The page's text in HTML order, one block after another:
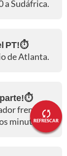
REFRESCAR
a Sudáfrica.
PT!⏱️
de Atlanta.
parte!⏱️
frente a
minutos.